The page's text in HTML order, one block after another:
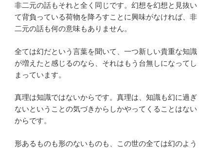
非二元の話もそれと全く同じです。幻想を幻想と見抜い
て背負っている荷物を降ろすことに興味がなければ、非
二元の話も何の意味もありません。
全ては幻だという言葉を聞いて、一つ新しい貴重な知識
が増えたと感じるのなら、それはもう台無しになってし
まっています。
真理は知識ではないからです。真理は、知識も幻に過ぎ
ないということの気づきからしかやってくることはない
からです。
形あるものも形のないものも、この世の全ては幻のよう